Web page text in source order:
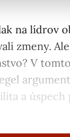
na lídrov
zmeny.
V
a